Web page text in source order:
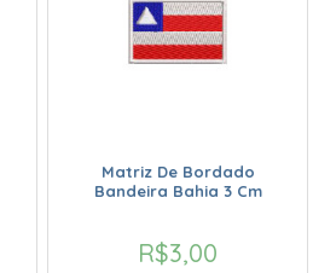
Matriz De Bordado
Bandeira Bahia 3 Cm
R$3,00